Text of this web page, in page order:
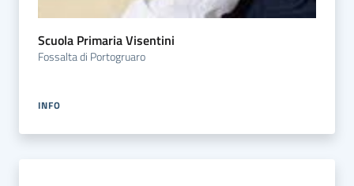
Scuola Primaria Visentini
Fossalta di Portogruaro
INFO